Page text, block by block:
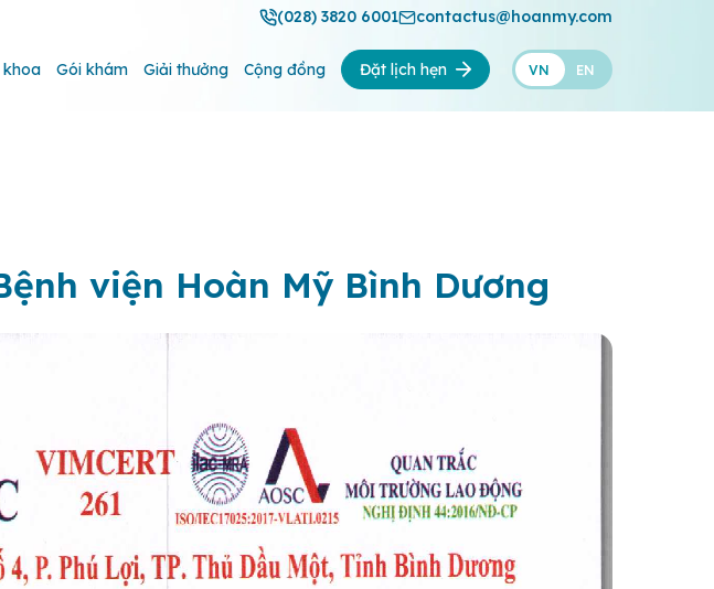
(028) 3820 6001 contactus@hoanmy.com
khoa Gói khám Giải thưởng Cộng đồng Đặt lịch hẹn VN EN
viện Hoàn Mỹ Bình Dương